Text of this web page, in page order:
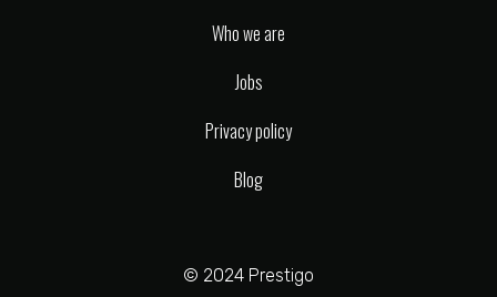
Who we are
Jobs
Privacy policy
Blog
© 2024 Prestigo